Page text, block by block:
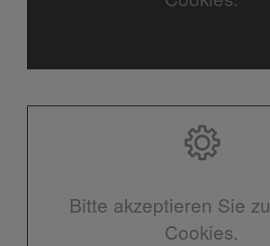
Bitte akzeptieren Sie
Cookies.